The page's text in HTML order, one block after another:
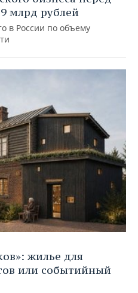
млрд рублей
в России по объему
жилье для
или событийный